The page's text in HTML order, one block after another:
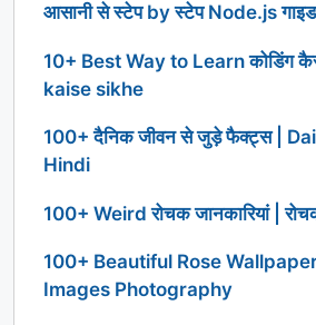
आसानी से स्टेप by स्टेप Node.js गाइड
10+ Best Way to Learn कोडिंग
kaise sikhe
100+ दैनिक जीवन से जुड़े फैक्ट्स |
Hindi
100+ Weird रोचक जानकारियां |
100+ Beautiful Rose
Images Photography